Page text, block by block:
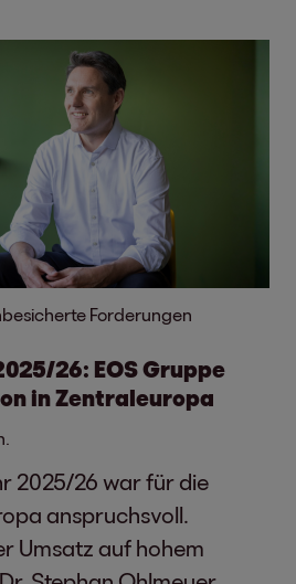
Forderungen
26: EOS Gruppe
in Zentraleuropa
2025/26 war für die
anspruchsvoll.
Umsatz auf hohem